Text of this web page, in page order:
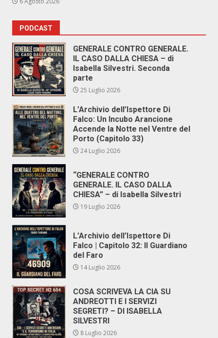
PODCAST
GENERALE CONTRO GENERALE.
IL CASO DALLA CHIESA – di
Isabella Silvestri. Seconda
parte
25 Luglio 2026
L’Archivio dell’Ispettore Di
Falco: Un Incubo Arancione
Accende la Notte nel Ventre del
Porto (Capitolo 33)
24 Luglio 2026
“GENERALE CONTRO
GENERALE. IL CASO DALLA
CHIESA” – di Isabella Silvestri
19 Luglio 2026
L’Archivio dell’Ispettore Di
Falco | Capitolo 32: Il Guardiano
del Faro
14 Luglio 2026
COSA SCRIVEVA LA CIA SU
ANDREOTTI E I SERVIZI
SEGRETI? – DI ISABELLA
SILVESTRI
8 Luglio 2026